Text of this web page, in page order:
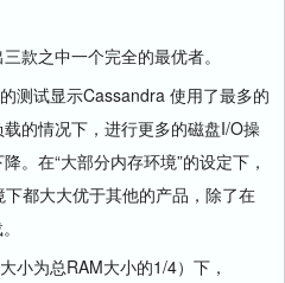
之中一个完全的最优者。
试显示Cassandra 使用了最多的
的情况下，进行更多的磁盘I/O操
。在“大部分内存环境”的设定下，
都大大优于其他的产品，除了在
为总RAM大小的1/4）下，